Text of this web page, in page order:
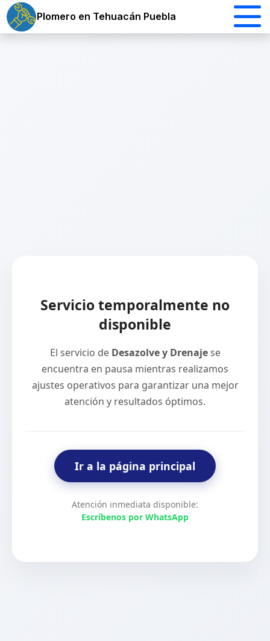
Plomero en Tehuacán Puebla
Servicio temporalmente no
disponible
El servicio de Desazolve y Drenajese
encuentra en pausa mientras realizamos
ajustes operativos para garantizar una mejor
atención y resultados óptimos.
Ir a la página principal
Atención inmediata disponible:
Escríbenos por WhatsApp